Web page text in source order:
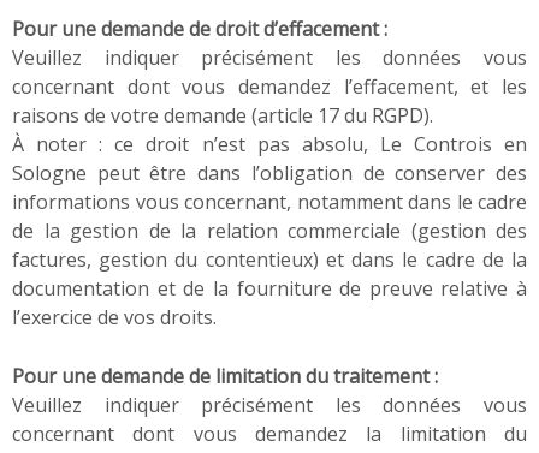
Pour une demande de droit d’effacement :
Veuillez indiquer précisément les données vous
concernant dont vous demandez l’effacement, et les
raisons de votre demande (article 17 du RGPD).
À noter : ce droit n’est pas absolu, Le Controis en
Sologne peut être dans l’obligation de conserver des
informations vous concernant, notamment dans le cadre
de la gestion de la relation commerciale (gestion des
factures, gestion du contentieux) et dans le cadre de la
documentation et de la fourniture de preuve relative à
l’exercice de vos droits.
Pour une demande de limitation du traitement :
Veuillez indiquer précisément les données vous
concernant dont vous demandez la limitation du